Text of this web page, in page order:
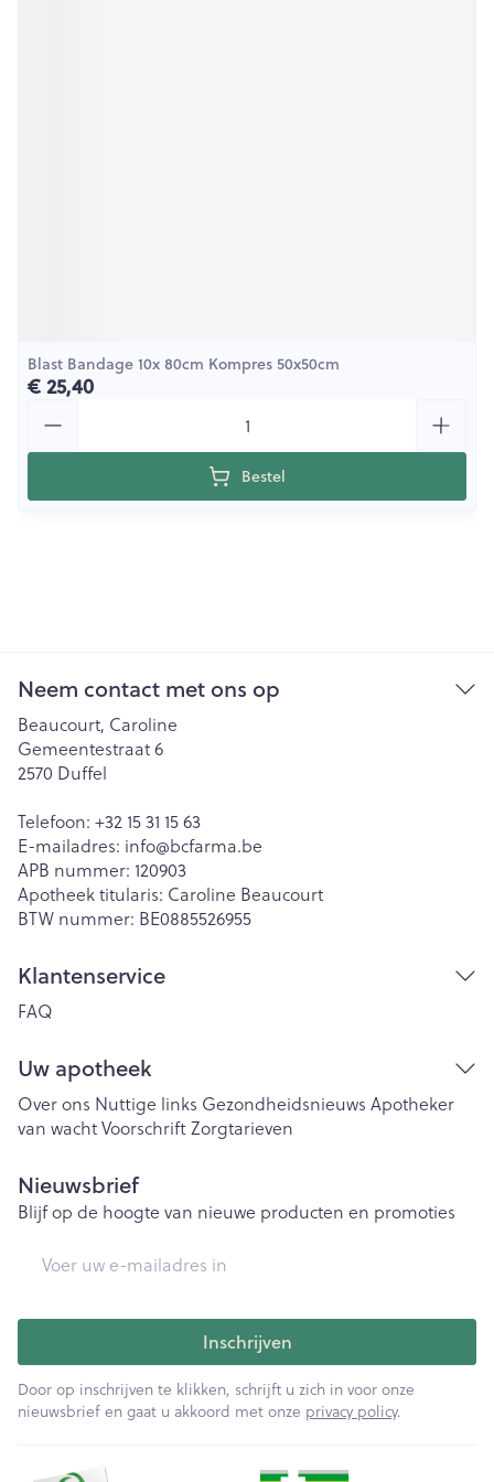
Blast Bandage 10x 80cm Kompres 50x50cm
€ 25,40
Bestel
Neem contact met ons op
Beaucourt, Caroline
Gemeentestraat 6
2570 Duffel
Telefoon: +32 15 31 15 63
E-mailadres: info@bcfarma.be
APB nummer: 120903
Apotheek titularis: Caroline Beaucourt
BTW nummer: BE0885526955
Klantenservice
FAQ
Uw apotheek
Over ons Nuttige links Gezondheidsnieuws Apotheker
van wachtVoorschriftZorgtarieven
Nieuwsbrief
Blijf op de hoogte van nieuwe producten en promoties
Inschrijven
Door op inschrijven te klikken, schrijft u zich in voor onze
nieuwsbrief en gaat u akkoord met onze privacy policy.